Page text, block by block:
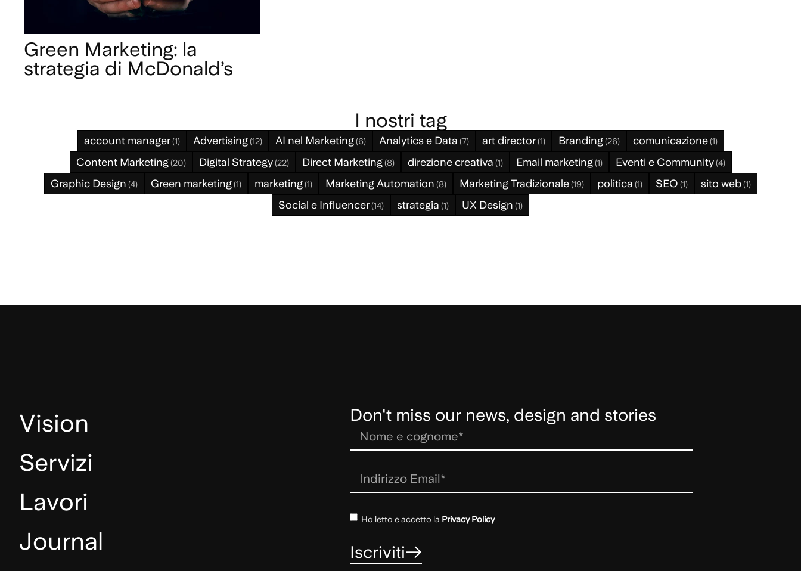
Green Marketing: la
strategia di McDonald’s
I nostri tag
account manager(1) Advertising(12) AI nel Marketing(6) Analytics e Data (7) art director(1) Branding(26) comunicazione(1)
Content Marketing(20) Digital Strategy(22) Direct Marketing(8) direzione creativa (1) Email marketing(1) Eventi e Community(4)
Graphic Design (4) Green marketing(1) marketing(1) Marketing Automation (8) Marketing Tradizionale(19) politica (1) SEO (1) sito web(1)
Social e Influencer(14) strategia (1) UX Design (1)
Vision
Servizi
Lavori
Journal
Don't miss our news, design and stories
Ho letto e accetto la Privacy Policy
Iscriviti